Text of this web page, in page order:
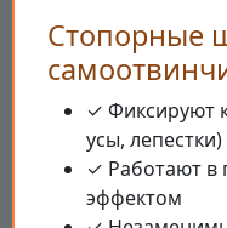
Стопорные
✓ Фиксируют
усы, лепестки)
✓ Работают в
эффектом